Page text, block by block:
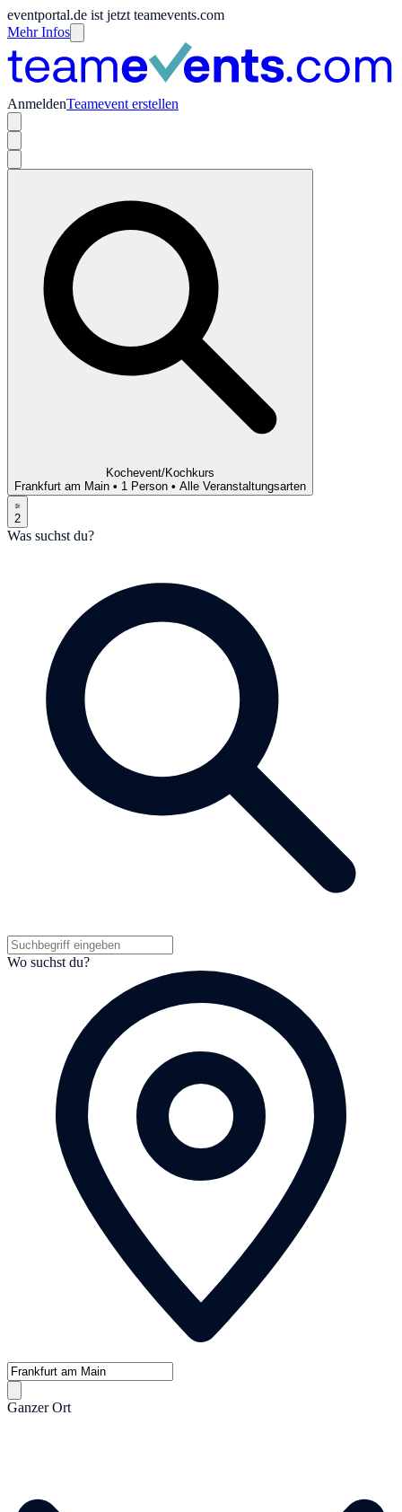
eventportal.de ist jetzt teamevents.com
Mehr Infos
AnmeldenTeamevent erstellen
Kochevent/Kochkurs
Frankfurt am Main • 1 Person • Alle Veranstaltungsarten
2
Was suchst du?
Wo suchst du?
Ganzer Ort